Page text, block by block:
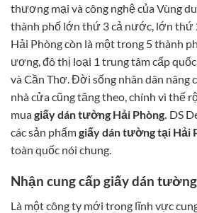
thương mại và công nghệ của Vùng
thành phố lớn thứ 3 cả nước, lớn thứ
Hải Phòng còn là một trong 5 thành
ương, đô thị loại 1 trung tâm cấp
và Cần Thơ. Đời sống nhân dân nâng
nhà cửa cũng tăng theo, chính vì thế
muagiấy dán tường Hải Phòng. DS
các sản phẩmgiấy dán tường tại Hải
toàn quốc nói chung.
Nhận cung cấp giấy dán
Là một công ty mới trong lĩnh vực